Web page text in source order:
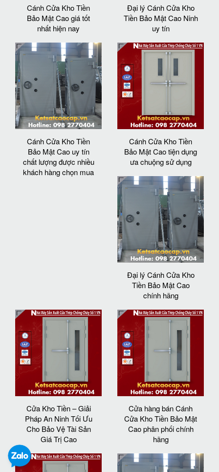
Cánh Cửa Kho Tiền
Bảo Mật Cao giá tốt
nhất hiện nay
Đại lý Cánh Cửa Kho
Tiền Bảo Mật Cao Ninh
uy tín
Cánh Cửa Kho Tiền
Bảo Mật Cao uy tín
chất lượng được nhiều
khách hàng chọn mua
Cánh Cửa Kho Tiền
Bảo Mật Cao tiện dụng
ưa chuộng sử dụng
Đại lý Cánh Cửa Kho
Tiền Bảo Mật Cao
chính hãng
Cửa Kho Tiền – Giải
Pháp An Ninh Tối Ưu
Cho Bảo Vệ Tài Sản
Giá Trị Cao
Cửa hàng bán Cánh
Cửa Kho Tiền Bảo Mật
Cao phân phối chính
hãng